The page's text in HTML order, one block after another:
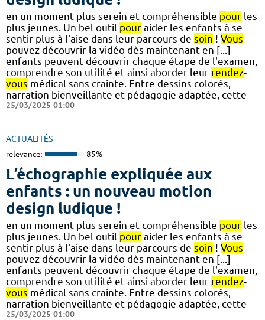
en un moment plus serein et compréhensible pour les
plus jeunes. Un bel outil pour aider les enfants à se
sentir plus à l'aise dans leur parcours de soin ! Vous
pouvez découvrir la vidéo dès maintenant en [...]
enfants peuvent découvrir chaque étape de l'examen,
comprendre son utilité et ainsi aborder leur rendez-
vous médical sans crainte. Entre dessins colorés,
narration bienveillante et pédagogie adaptée, cette
25/03/2025 01:00
ACTUALITÉS
relevance: 85%
L’échographie expliquée aux
enfants : un nouveau motion
design ludique !
en un moment plus serein et compréhensible pour les
plus jeunes. Un bel outil pour aider les enfants à se
sentir plus à l'aise dans leur parcours de soin ! Vous
pouvez découvrir la vidéo dès maintenant en [...]
enfants peuvent découvrir chaque étape de l'examen,
comprendre son utilité et ainsi aborder leur rendez-
vous médical sans crainte. Entre dessins colorés,
narration bienveillante et pédagogie adaptée, cette
25/03/2025 01:00